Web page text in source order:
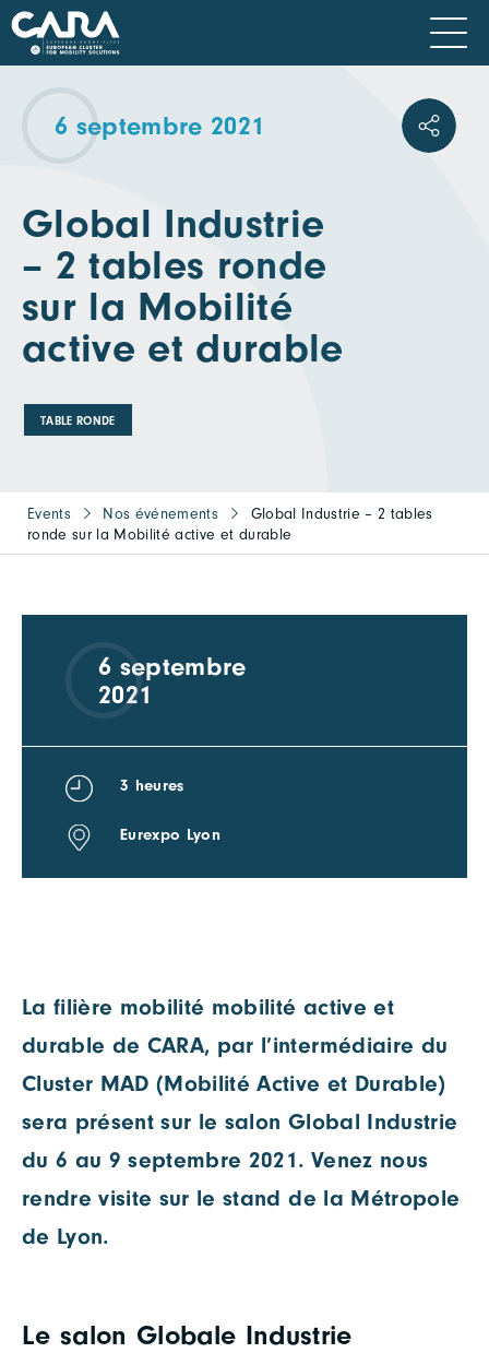
6 septembre 2021
Global Industrie
– 2 tables ronde
sur la Mobilité
active et durable
TABLE RONDE
Events Nos événements
Global Industrie – 2 tables
ronde sur la Mobilité active et durable
La filière mobilité mobilité active et
durable de CARA, par l’intermédiaire du
Cluster MAD (Mobilité Active et Durable)
sera présent sur le salon Global Industrie
du 6 au 9 septembre 2021. Venez nous
rendre visite sur le stand de la Métropole
de Lyon.
Le salon Globale Industrie
6 septembre
2021
3 heures
Eurexpo Lyon